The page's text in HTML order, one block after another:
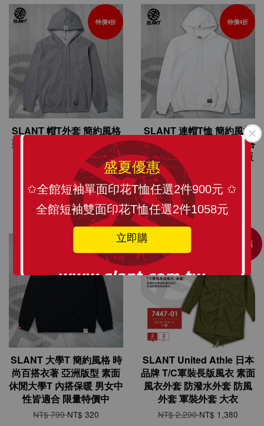
盛夏優惠
✩全館短袖單面印花T恤任選2件900元 ✩
全館短袖雙面印花T恤任選2件1058元
立即購
特價4折
SLANT 帽T外套 簡約風格
亞洲版型 素面休閒外套 內
搭保暖外套 男女中性外套
限量特價中
NT$ 1,080NT$ 432
加入購物車
特價4折
SLANT 連帽T恤 簡約風格
亞洲版型 素面休閒帽T 內搭
長袖帽T 內舖棉帽T 中性版
型 男女適合 限量特價中
NT$ 899NT$ 360
加入購物車
SLANT 大學T 簡約風格 時
尚百搭衣著 亞洲版型 素面
休閒大學T 內搭保暖 男女中
性皆適合 限量特價中
NT$ 799NT$ 320
優惠
SLANT United Athle 日本
品牌 T/C軍裝長版風衣 素面
風衣外套 防潑水外套 防風
外套 軍裝外套 大衣
NT$ 2,290NT$ 1,380